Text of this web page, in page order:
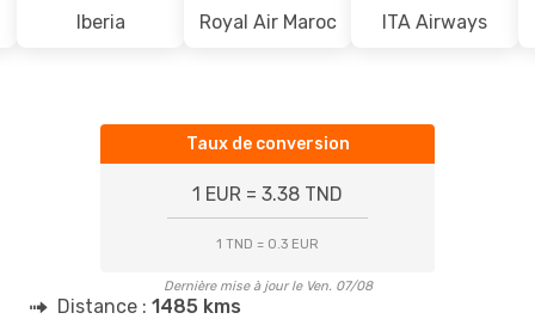
Iberia Royal Air Maroc ITA Airways
Taux de conversion
1 EUR = 3.38 TND
1 TND = 0.3 EUR
Dernière mise à jour le Ven. 07/08
Distance : 1485 kms